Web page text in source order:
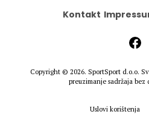
Kontakt
Copyright © 2026. SportSport d.o.o.
preuzimanje sadržaja bez
Uslovi korištenja